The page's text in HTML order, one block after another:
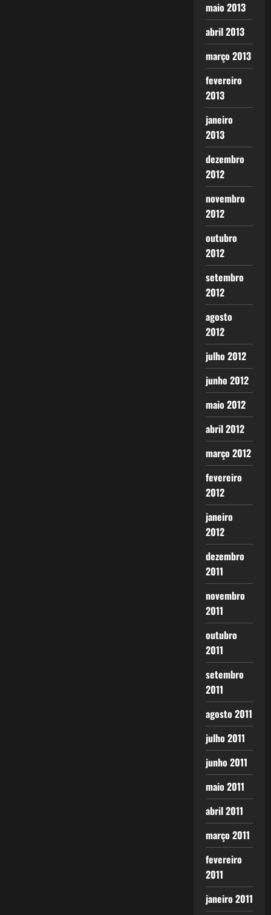
maio 2013
abril 2013
março 2013
fevereiro
2013
janeiro
2013
dezembro
2012
novembro
2012
outubro
2012
setembro
2012
agosto
2012
julho 2012
junho 2012
maio 2012
abril 2012
março 2012
fevereiro
2012
janeiro
2012
dezembro
2011
novembro
2011
outubro
2011
setembro
2011
agosto 2011
julho 2011
junho 2011
maio 2011
abril 2011
março 2011
fevereiro
2011
janeiro 2011